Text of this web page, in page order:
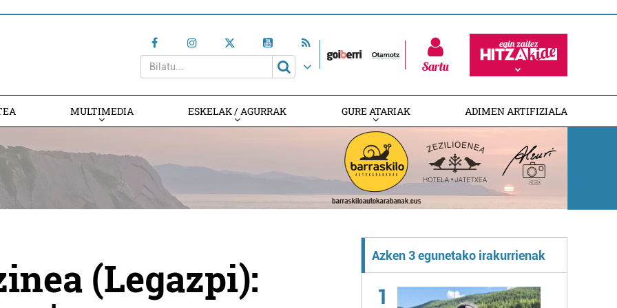
Sartu
MULTIMEDIA ESKELAK / AGURRAK GURE ATARIAK ADIMEN ARTIFIZIALA
(Legazpi):
Azken 3 egunetako irakurrienak
1